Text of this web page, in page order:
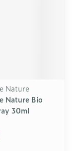
Nature
Nature Bio
30ml